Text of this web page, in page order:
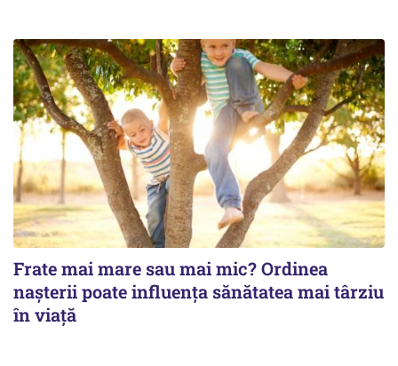
Frate mai mare sau mai mic? Ordinea
nașterii poate influența sănătatea mai târziu
în viață